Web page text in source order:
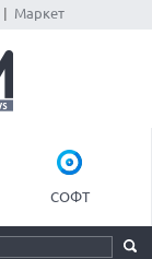
Маркет
СОФТ